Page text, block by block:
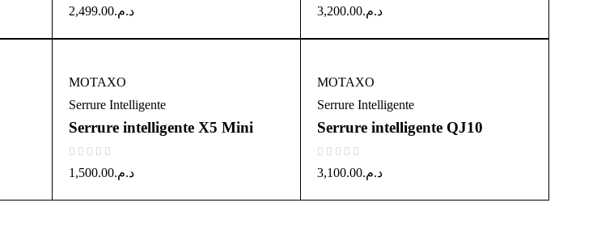
د.م.2,499.00 د.م.3,200.00
MOTAXO
Serrure Intelligente
Serrure intelligente X5 Mini
د.م.1,500.00
MOTAXO
Serrure Intelligente
Serrure intelligente QJ10
د.م.3,100.00